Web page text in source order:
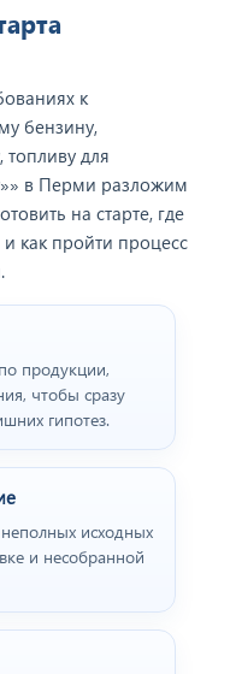
к
бензину,
для
в Перми разложим
на старте, где
как пройти процесс
продукции,
чтобы сразу
гипотез.
исходных
и несобранной